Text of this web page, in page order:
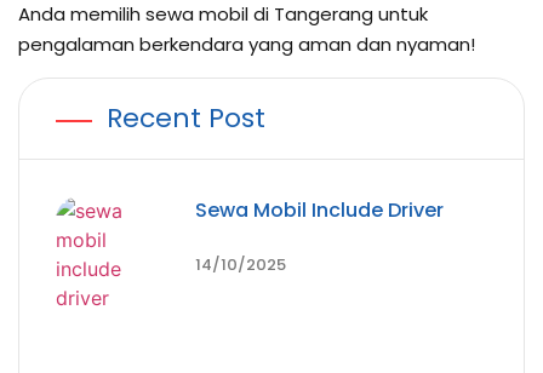
Anda memilih sewa mobil di Tangerang untuk
pengalaman berkendara yang aman dan nyaman!
Recent Post
Sewa Mobil Include Driver
14/10/2025